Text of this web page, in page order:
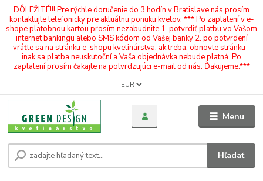
DÔLEŽITÉ!!! Pre rýchle doručenie do 3 hodín v Bratislave nás prosím
kontaktujte telefonicky pre aktuálnu ponuku kvetov. *** Po zaplatení v e-
shope platobnou kartou prosím nezabudnite 1. potvrdiť platbu vo Vašom
internet bankingu alebo SMS kódom od Vašej banky 2. po potvrdení
vráťte sa na stránku e-shopu kvetinárstva, ak treba, obnovte stránku -
inak sa platba neuskutoční a Vaša objednávka nebude platná. Po
zaplatení prosím čakajte na potvrdzujúci e-mail od nás. Ďakujeme.***
Menu
EUR
Hľadať